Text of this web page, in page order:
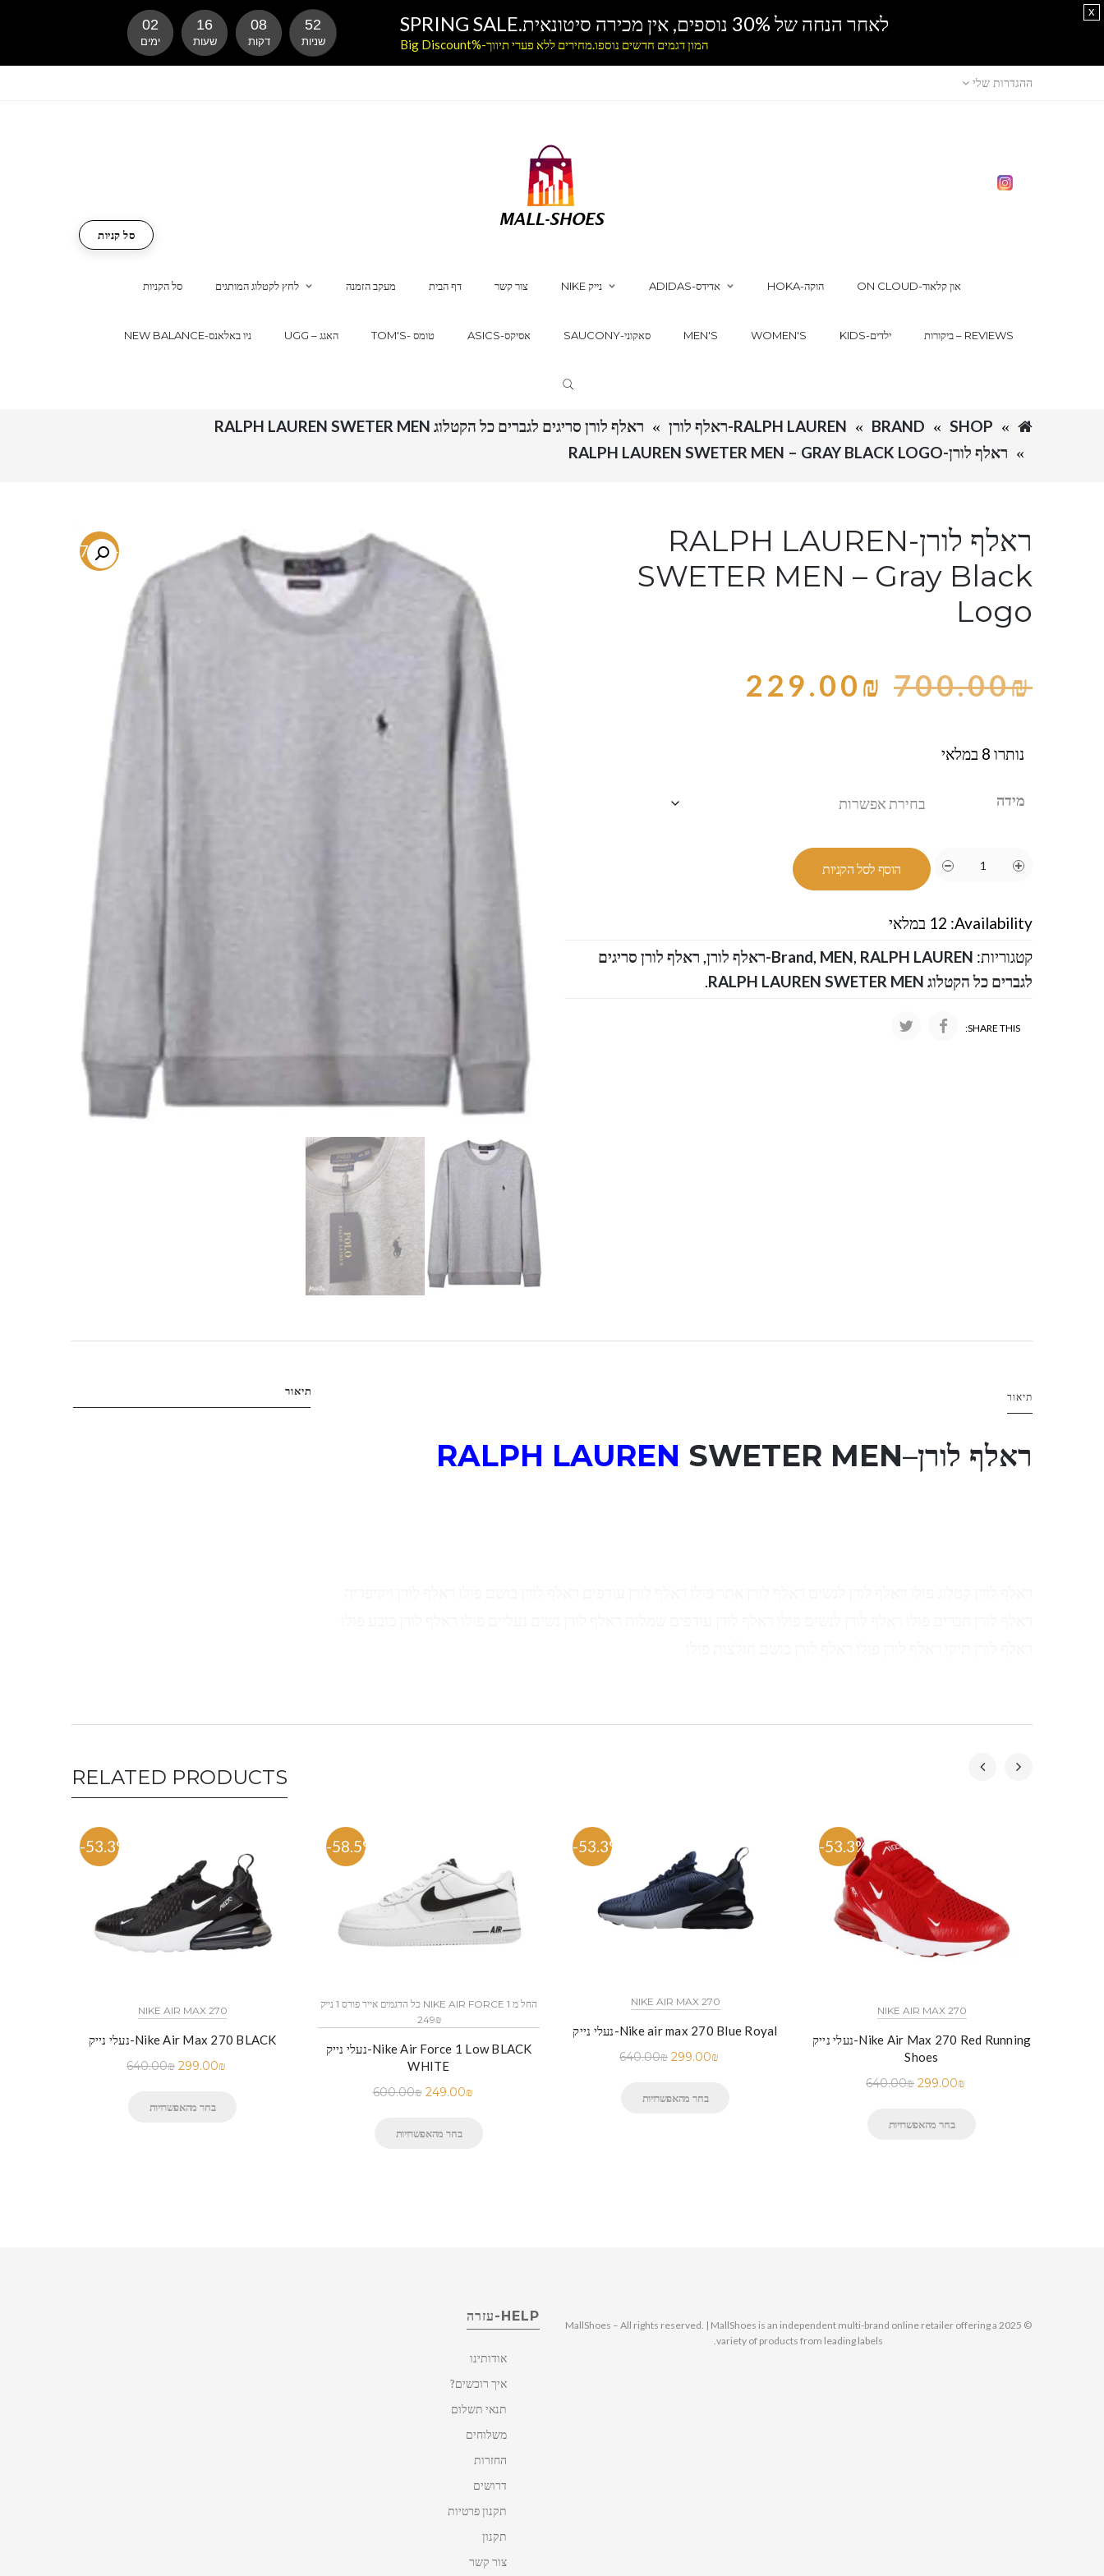
ההגדרות שלי
סל הקניות לחץ לקטלוג המותגים מעקב הזמנה דף הבית צור קשר NIKE נייק ADIDAS-אדידס HOKA-הוקה ON CLOUD-און קלאוד
NEW BALANCE-ניו באלאנס UGG – האגג TOM'S- טומס ASICS-אסיקס SAUCONY-סאקוני MEN'S WOMEN'S KIDS-ילדים ביקורות – REVIEWS
סל קניות
SHOP
BRAND RALPH LAUREN-ראלף לורן
ראלף לורן סריגים לגברים כל הקטלוג RALPH LAUREN SWETER MEN
ראלף לורן-RALPH LAUREN SWETER MEN – GRAY BLACK LOGO
-67.3%
ראלף לורן-RALPH LAUREN
SWETER MEN – Gray Black
Logo
700.00₪
229.00₪
נותרו 8 במלאי
מידה
הוסף לסל הקניות
Availability: 12 במלאי
קטגוריות:
Brand, MEN, RALPH LAUREN-ראלף לורן , ראלף לורן סריגים
לגברים כל הקטלוג RALPH LAUREN SWETER MEN
.
SHARE THIS:
תיאור תיאור
ראלף לורן–
RALPH LAUREN SWETER MEN
RELATED PRODUCTS
-53.3%
NIKE AIR MAX 270
נעלי נייק-Nike Air Max 270 BLACK
640.00₪ 299.00₪
בחר מהאפשרויות
-58.5%
כל הדגמים אייר פורס 1 נייק NIKE AIR FORCE 1 החל מ
249₪
נעלי נייק-Nike Air Force 1 Low BLACK
WHITE
600.00₪ 249.00₪
בחר מהאפשרויות
-53.3%
NIKE AIR MAX 270
נעלי נייק-Nike air max 270 Blue Royal
640.00₪ 299.00₪
בחר מהאפשרויות
-53.3%
NIKE AIR MAX 270
נעלי נייק-Nike Air Max 270 Red Running
Shoes
640.00₪ 299.00₪
בחר מהאפשרויות
HELP-עזרה
אודותינו
איך רוכשים?
תנאי תשלום
משלוחים
החזרות
דרושים
תקנון פרטיות
תקנון
צור קשר
© 2025 MallShoes – All rights reserved. | MallShoes is an independent multi-brand online retailer offering a
variety of products from leading labels.
לאחר הנחה של 30% נוספים, אין מכירה סיטונאית.SPRING SALE
המון דגמים חדשים נוספו.מחירים ללא פערי תיווך-%Big Discount
02
ימים
16
שעות
08
דקות
52
שניות
x